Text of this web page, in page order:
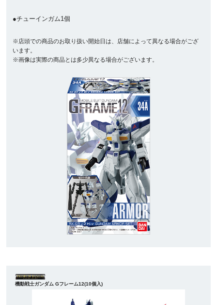
●チューインガム1個
※店頭での商品のお取り扱い開始日は、店舗によって異なる場合がござ
います。
※画像は実際の商品とは多少異なる場合がございます。
機動戦士ガンダム Gフレーム12(10個入)